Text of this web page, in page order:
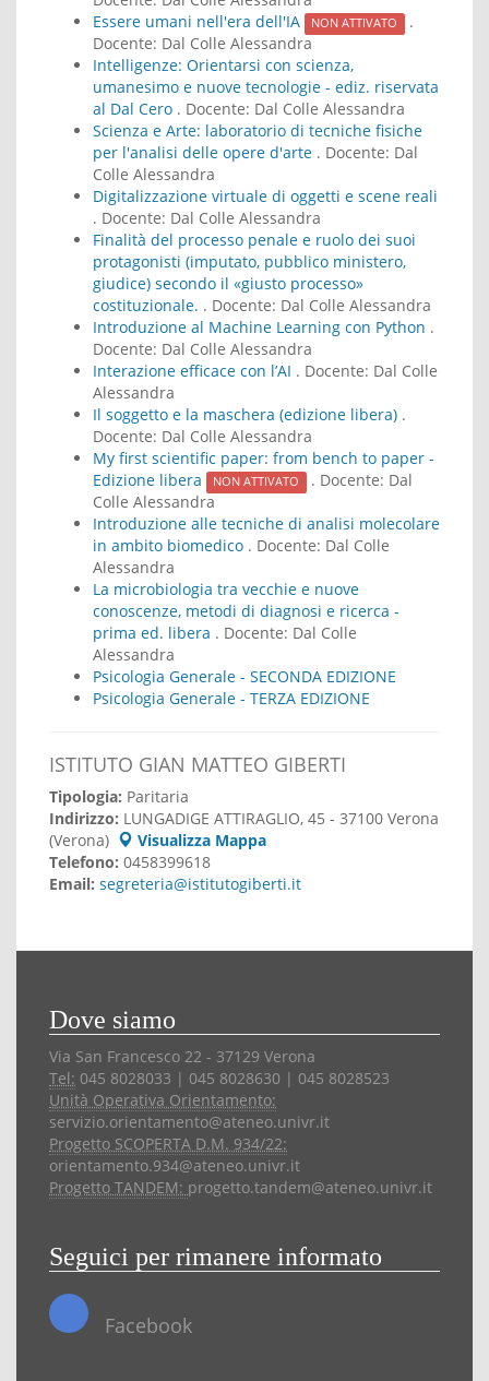
Essere umani nell'era dell'IA
NON ATTIVATO
.
Docente: Dal Colle Alessandra
Intelligenze: Orientarsi con scienza,
umanesimo e nuove tecnologie - ediz. riservata
al Dal Cero . Docente: Dal Colle Alessandra
Scienza e Arte: laboratorio di tecniche fisiche
per l'analisi delle opere d'arte . Docente: Dal
Colle Alessandra
Digitalizzazione virtuale di oggetti e scene reali
. Docente: Dal Colle Alessandra
Finalità del processo penale e ruolo dei suoi
protagonisti (imputato, pubblico ministero,
giudice) secondo il «giusto processo»
costituzionale. . Docente: Dal Colle Alessandra
Introduzione al Machine Learning con Python .
Docente: Dal Colle Alessandra
Interazione efficace con l’AI . Docente: Dal Colle
Alessandra
Il soggetto e la maschera (edizione libera) .
Docente: Dal Colle Alessandra
My first scientific paper: from bench to paper -
Edizione libera
NON ATTIVATO . Docente: Dal
Colle Alessandra
Introduzione alle tecniche di analisi molecolare
in ambito biomedico . Docente: Dal Colle
Alessandra
La microbiologia tra vecchie e nuove
conoscenze, metodi di diagnosi e ricerca -
prima ed. libera . Docente: Dal Colle
Alessandra
Psicologia Generale - SECONDA EDIZIONE
Psicologia Generale - TERZA EDIZIONE
ISTITUTO GIAN MATTEO GIBERTI
Tipologia: Paritaria
Indirizzo: LUNGADIGE ATTIRAGLIO, 45 - 37100 Verona
(Verona)
Visualizza Mappa
Telefono: 0458399618
Email: segreteria@istitutogiberti.it
Dove siamo
Via San Francesco 22 - 37129 Verona
Tel: 045 8028033 | 045 8028630 | 045 8028523
Unità Operativa Orientamento:
servizio.orientamento@ateneo.univr.it
Progetto SCOPERTA D.M. 934/22:
orientamento.934@ateneo.univr.it
Progetto TANDEM: progetto.tandem@ateneo.univr.it
Seguici per rimanere informato
Facebook